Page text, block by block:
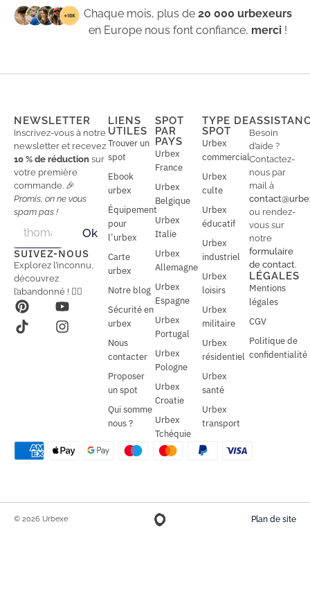
Chaque mois, plus de20 000 urbexeurs
en Europe nous font confiance, merci !
NEWSLETTER
Inscrivez-vous à notre
newsletter et recevez
10 % de réduction sur
votre première
commande. 🎉
Promis, on ne vous
spam pas !
a
i
l
a
i
l
*
Ok
SUIVEZ-NOUS
Explorez l’inconnu,
découvrez
l’abandonné ! 🕵️‍♂️
LIENS
UTILES
Trouver un
spot
Ebook
urbex
Équipement
pour
l’urbex
Carte
urbex
Notre blog
Sécurité en
urbex
Nous
contacter
Proposer
un spot
Qui somme
nous ?
SPOT
PAR
PAYS
Urbex
France
Urbex
Belgique
Urbex
Italie
Urbex
Allemagne
Urbex
Espagne
Urbex
Portugal
Urbex
Pologne
Urbex
Croatie
Urbex
Tchéquie
TYPE DE
SPOT
Urbex
commercial
Urbex
culte
Urbex
éducatif
Urbex
industriel
Urbex
loisirs
Urbex
militaire
Urbex
résidentiel
Urbex
santé
Urbex
transport
Besoin
d’aide ?
Contactez-
nous par
mail à
ou rendez-
vous sur
notre
formulaire
de contact.
LÉGALES
Mentions
légales
CGV
Politique de
confidentialité
© 2026 Urbexe Plan de site